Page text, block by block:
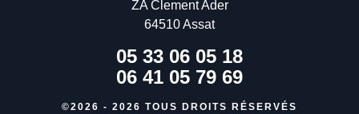
ZA Clement Ader
64510 Assat
05 33 06 05 18
06 41 05 79 69
©2026 - 2026 TOUS DROITS RÉSERVÉS